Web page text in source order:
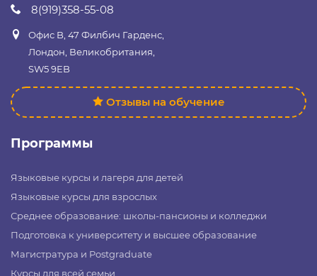
8(919)358-55-08
Офис B, 47 Филбич Гарденс,
Лондон, Великобритания,
SW5 9EB
Отзывы на обучение
Программы
Языковые курсы и лагеря для детей
Языковые курсы для взрослых
Среднее образование: школы-пансионы и колледжи
Подготовка к университету и высшее образование
Магистратура и Postgraduate
Курсы для всей семьи